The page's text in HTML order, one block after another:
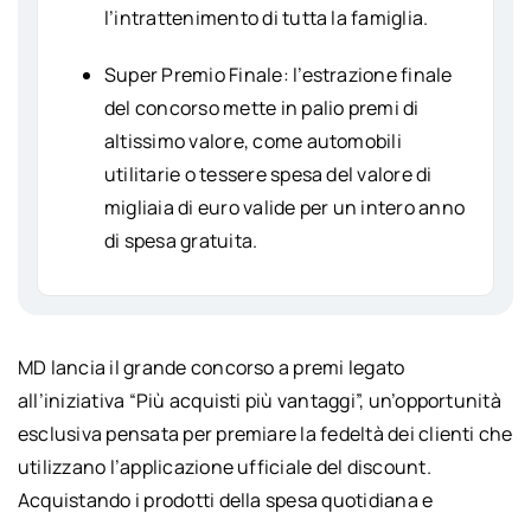
l’intrattenimento di tutta la famiglia.
Super Premio Finale: l’estrazione finale
del concorso mette in palio premi di
altissimo valore, come automobili
utilitarie o tessere spesa del valore di
migliaia di euro valide per un intero anno
di spesa gratuita.
MD lancia il grande concorso a premi legato
all’iniziativa “Più acquisti più vantaggi”, un’opportunità
esclusiva pensata per premiare la fedeltà dei clienti che
utilizzano l’applicazione ufficiale del discount.
Acquistando i prodotti della spesa quotidiana e